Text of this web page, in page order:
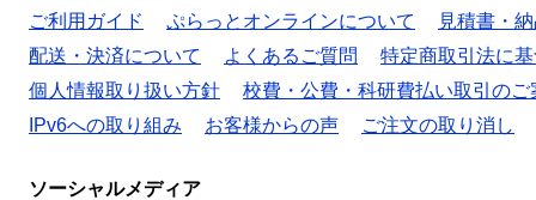
ご利用ガイド
ぷらっとオンラインについて
見積書・
配送・決済について
よくあるご質問
特定商取引法に
個人情報取り扱い方針
校費・公費・科研費払い取引のご
IPv6への取り組み
お客様からの声 ご注文の取り消し
ソーシャルメディア